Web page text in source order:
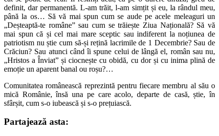
definit, dar permanentă. L-am trăit, l-am simțit și eu, la rândul meu,
până la os… Să vă mai spun cum se aude pe acele meleaguri un
„Deșteaptă-te române” sau cum se trăiește Ziua Națională? Să vă
mai spun că și cel mai mare sceptic sau indiferent la noțiunea de
patriotism nu știe cum să-și rețină lacrimile de 1 Decembrie? Sau de
Crăciun? Sau atunci când îi spune celui de lângă el, român sau nu,
„Hristos a Înviat” și ciocnește cu obidă, cu dor și cu inima plină de
emoție un aparent banal ou roșu?…
Comunitatea românească reprezintă pentru fiecare membru al său o
mică Românie, însă una pe care acolo, departe de casă, știe, în
sfârșit, cum s-o iubească și s-o prețuiască.
Partajează asta: